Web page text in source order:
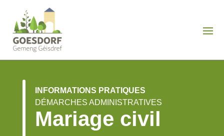
INFORMATIONS PRATIQUES
DÉMARCHES ADMINISTRATIVES
Mariage civil